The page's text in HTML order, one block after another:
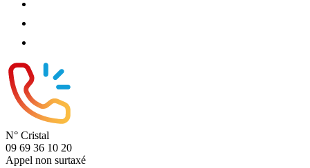
N° Cristal
09 69 36 10 20
Appel non surtaxé